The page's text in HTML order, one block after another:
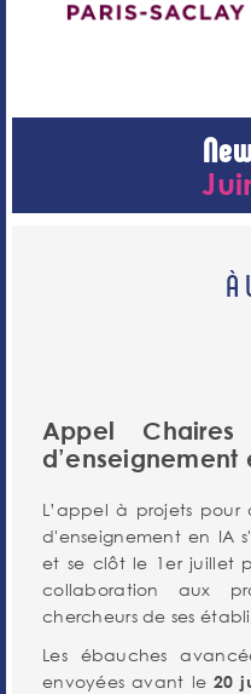
À
Appel
d’enseignement
L’appel à projets
d'enseignement en IA
et se clôt le 1er juillet
collaboration aux
chercheurs de ses
Les ébauches
envoyées avant le20